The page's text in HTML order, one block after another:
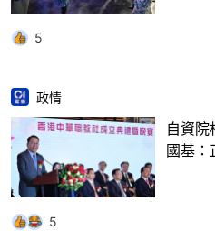
5
政情
自資
國基：
5